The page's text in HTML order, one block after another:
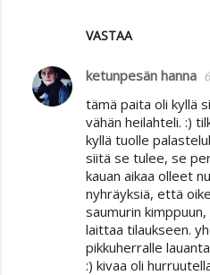
VASTAA
ketunpesän hanna
tämä paita oli kyllä
vähän heilahteli. :)
kyllä tuolle
siitä se tulee, se
kauan aikaa olleet
nyhräyksiä, että
saumurin
laittaa tilaukseen.
pikkuherralle
:) kivaa oli